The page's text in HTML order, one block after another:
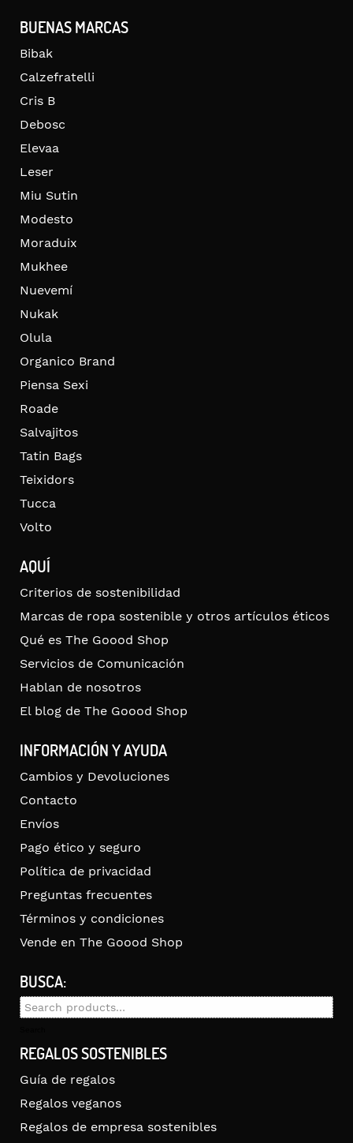
BUENAS MARCAS
Bibak
Calzefratelli
Cris B
Debosc
Elevaa
Leser
Miu Sutin
Modesto
Moraduix
Mukhee
Nuevemí
Nukak
Olula
Organico Brand
Piensa Sexi
Roade
Salvajitos
Tatin Bags
Teixidors
Tucca
Volto
AQUÍ
Criterios de sostenibilidad
Marcas de ropa sostenible y otros artículos éticos
Qué es The Goood Shop
Servicios de Comunicación
Hablan de nosotros
El blog de The Goood Shop
INFORMACIÓN Y AYUDA
Cambios y Devoluciones
Contacto
Envíos
Pago ético y seguro
Política de privacidad
Preguntas frecuentes
Términos y condiciones
Vende en The Goood Shop
BUSCA:
Search
REGALOS SOSTENIBLES
Guía de regalos
Regalos veganos
Regalos de empresa sostenibles